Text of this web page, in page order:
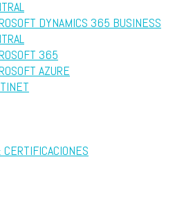
DYNAMICS 365 BUSINESS
365
AZURE
CERTIFICACIONES